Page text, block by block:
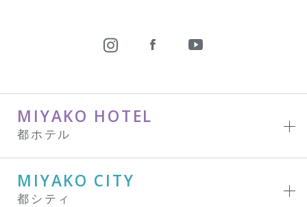
MIYAKO HOTEL
都ホテル
MIYAKO CITY
都シティ